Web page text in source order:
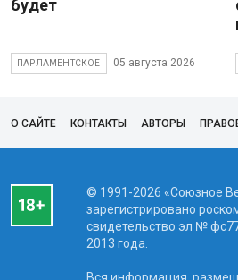
будет
ПАРЛАМЕНТСКОЕ 05 августа 2026
О САЙТЕ КОНТАКТЫ АВТОРЫ
© 1991-2026 «Союзное
зарегистрировано
свидетельство эл №
2013 года.
Вся информация,